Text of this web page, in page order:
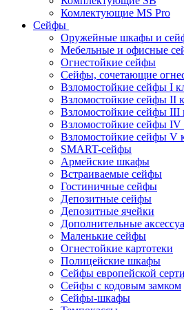
Комлектующие MS Pro
Сейфы
Оружейные шкафы и
Мебельные и офисные
Огнестойкие сейфы
Сейфы, сочетающие
Взломостойкие сейфы I
Взломостойкие сейфы II
Взломостойкие сейфы III
Взломостойкие сейфы IV
Взломостойкие сейфы V
SMART-сейфы
Армейские шкафы
Встраиваемые сейфы
Гостиничные сейфы
Депозитные сейфы
Депозитные ячейки
Дополнительные
Маленькие сейфы
Огнестойкие картотеки
Полицейские шкафы
Сейфы европейской
Сейфы с кодовым замком
Сейфы-шкафы